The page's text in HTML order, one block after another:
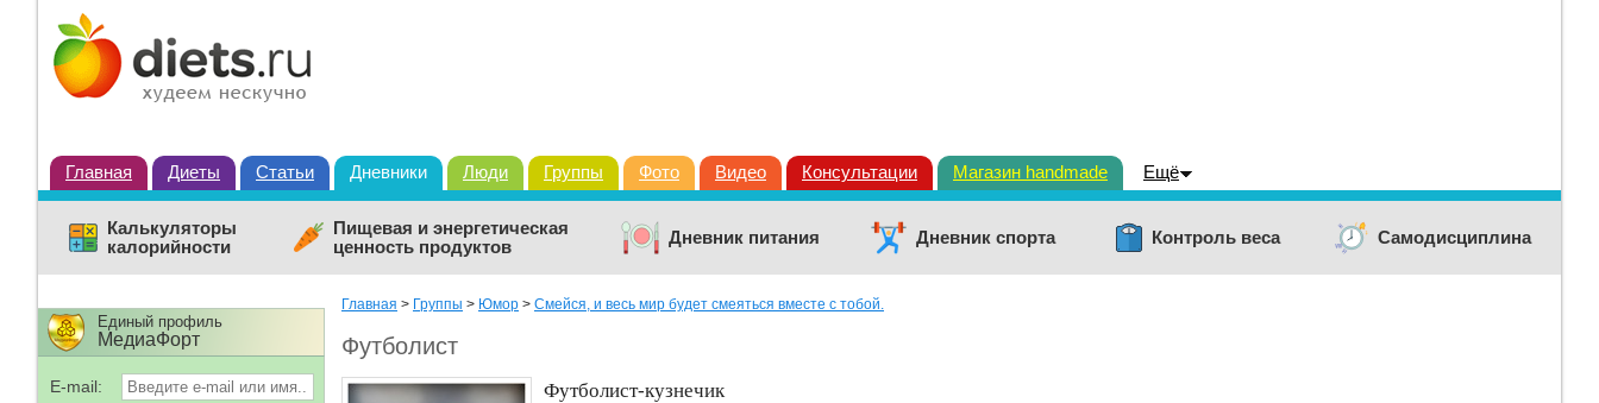
Главная Диеты Статьи Дневники Люди Группы Фото Видео Консультации Магазин handmade Ещё
Калькуляторы
калорийности
Пищевая и энергетическая
ценность продуктов
Дневник питания Дневник спорта Контроль веса Самодисциплина
Главная > Группы > Юмор > Смейся, и весь мир будет смеяться вместе с тобой.
Футболист
Футболист-кузнечик
Единый профиль
МедиаФорт
E-mail: